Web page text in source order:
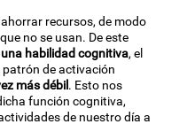
recursos, de modo
no se usan. De este
habilidad cognitiva, el
de activación
más débil . Esto nos
función cognitiva,
de nuestro día a